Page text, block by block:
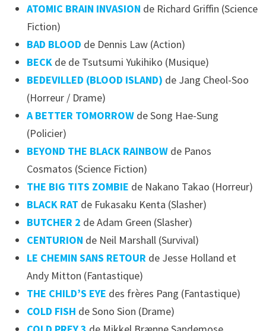
ATOMIC BRAIN INVASION de Richard Griffin (Science
Fiction)
BAD BLOOD de Dennis Law (Action)
BECK de de Tsutsumi Yukihiko (Musique)
BEDEVILLED (BLOOD ISLAND) de Jang Cheol-Soo
(Horreur / Drame)
A BETTER TOMORROWde Song Hae-Sung
(Policier)
BEYOND THE BLACK RAINBOWde Panos
Cosmatos (Science Fiction)
THE BIG TITS ZOMBIE de Nakano Takao (Horreur)
BLACK RAT de Fukasaku Kenta (Slasher)
BUTCHER 2 de Adam Green (Slasher)
CENTURION de Neil Marshall (Survival)
LE CHEMIN SANS RETOUR de Jesse Holland et
Andy Mitton (Fantastique)
THE CHILD’S EYE des frères Pang (Fantastique)
COLD FISH de Sono Sion (Drame)